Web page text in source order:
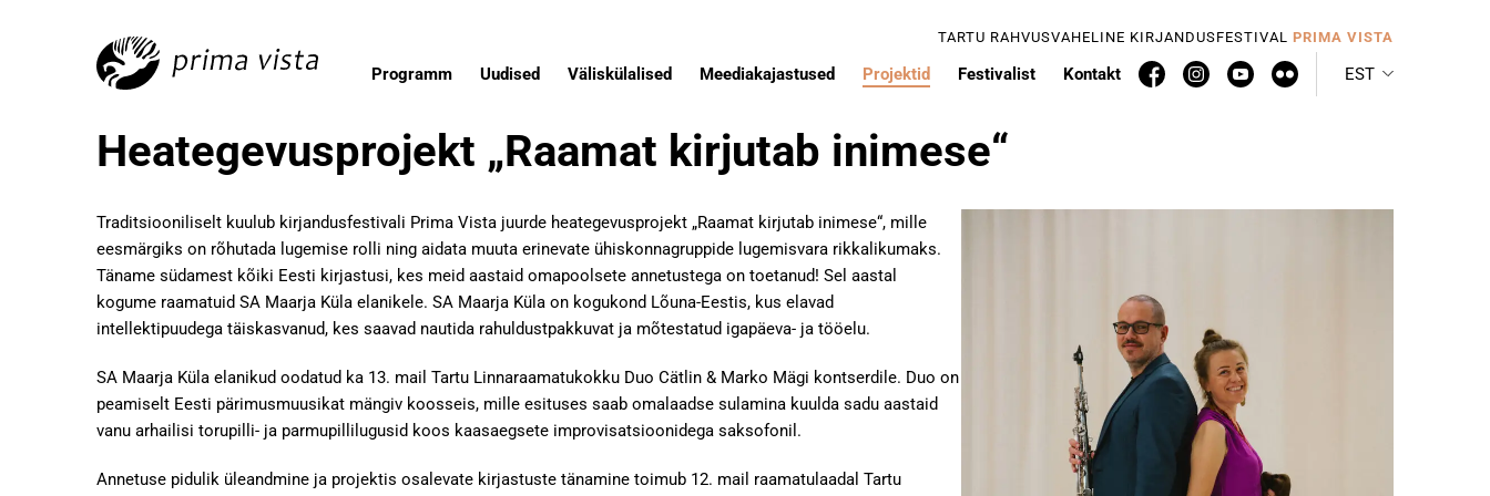
TARTU RAHVUSVAHELINE KIRJANDUSFESTIVAL PRIMA VISTA
Programm Uudised Väliskülalised Meediakajastused Projektid Festivalist Kontakt EST
Heategevusprojekt „Raamat kirjutab inimese“
Traditsiooniliselt kuulub kirjandusfestivali Prima Vista juurde heategevusprojekt „Raamat kirjutab inimese“, mille
eesmärgiks on rõhutada lugemise rolli ning aidata muuta erinevate ühiskonnagruppide lugemisvara rikkalikumaks.
Täname südamest kõiki Eesti kirjastusi, kes meid aastaid omapoolsete annetustega on toetanud! Sel aastal
kogume raamatuid SA Maarja Küla elanikele. SA Maarja Küla on kogukond Lõuna-Eestis, kus elavad
intellektipuudega täiskasvanud, kes saavad nautida rahuldustpakkuvat ja mõtestatud igapäeva- ja tööelu.
SA Maarja Küla elanikud oodatud ka 13. mail Tartu Linnaraamatukokku Duo Cätlin & Marko Mägi kontserdile. Duo on
peamiselt Eesti pärimusmuusikat mängiv koosseis, mille esituses saab omalaadse sulamina kuulda sadu aastaid
vanu arhailisi torupilli- ja parmupillilugusid koos kaasaegsete improvisatsioonidega saksofonil.
Annetuse pidulik üleandmine ja projektis osalevate kirjastuste tänamine toimub 12. mail raamatulaadal Tartu